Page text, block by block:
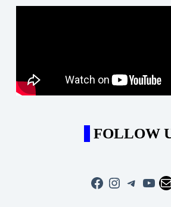
FOLLOW
Facebook
Instagram